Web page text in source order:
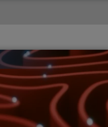
empresas. Conozca cómo